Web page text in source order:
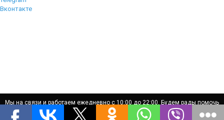
Мы на связи и работаем ежедневно с 10:00 до 22:00. Будем рады помочь
вам!
Мы на связи и работаем ежедневно с 10:00 до 22:00. Будем рады помочь
вам!
Вконтакте